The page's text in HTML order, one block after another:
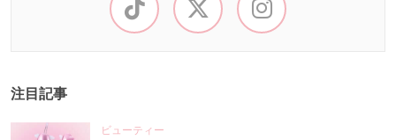
注目記事
ビューティー